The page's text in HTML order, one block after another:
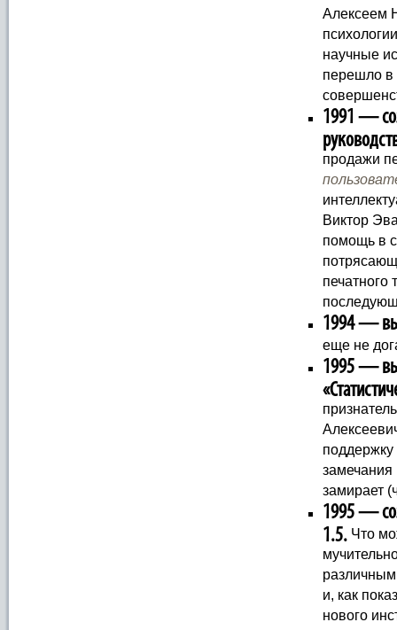
Алексеем
научные
перешло в
1991 —
продажи
Виктор
помощь в
печатного
1994 —
еще не
1995 —
замечания
замирает
1995 —
1.5. Что
и, как
нового